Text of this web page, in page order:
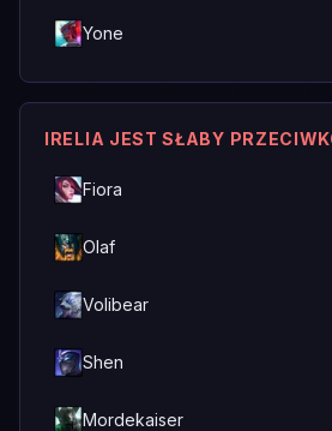
Yone
IRELIA JEST SŁABY
Fiora
Olaf
Volibear
Shen
Mordekaiser